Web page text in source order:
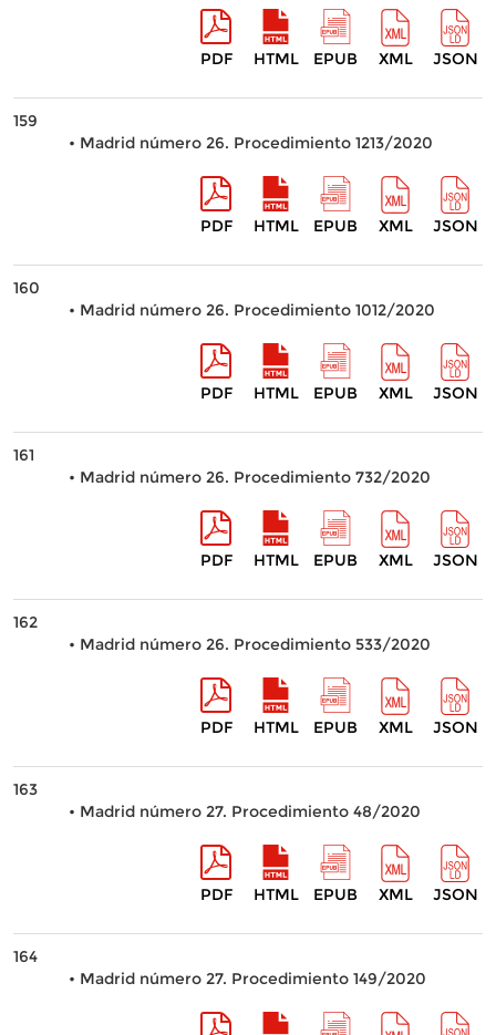
PDF HTML EPUB XML JSON
159
• Madrid número 26. Procedimiento 1213/2020
PDF HTML EPUB XML JSON
160
• Madrid número 26. Procedimiento 1012/2020
PDF HTML EPUB XML JSON
161
• Madrid número 26. Procedimiento 732/2020
PDF HTML EPUB XML JSON
162
• Madrid número 26. Procedimiento 533/2020
PDF HTML EPUB XML JSON
163
• Madrid número 27. Procedimiento 48/2020
PDF HTML EPUB XML JSON
164
• Madrid número 27. Procedimiento 149/2020